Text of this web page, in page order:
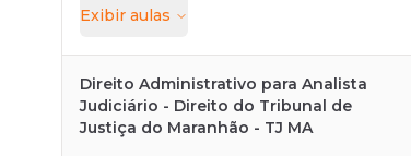
Exibir aulas
Direito Administrativo para Analista
Judiciário - Direito do Tribunal de
Justiça do Maranhão - TJ MA